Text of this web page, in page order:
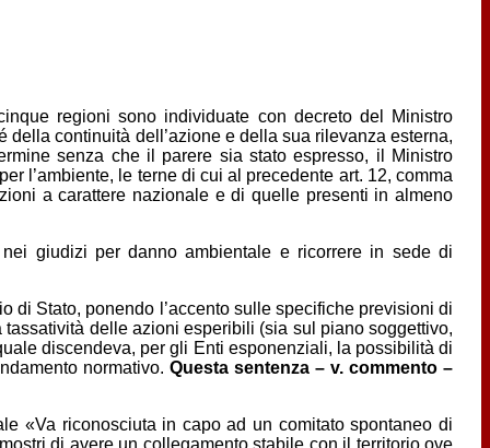
regioni sono individuate con decreto del Ministro
continuità dell’azione e della sua rilevanza esterna,
senza che il parere sia stato espresso, il Ministro
l’ambiente, le terne di cui al precedente art. 12, comma
a carattere nazionale e di quelle presenti in almeno
giudizi per danno ambientale e ricorrere in sede di
di Stato, ponendo l’accento sulle specifiche previsioni di
delle azioni esperibili (sia sul piano soggettivo,
discendeva, per gli Enti esponenziali, la possibilità di
normativo.Questa sentenza – v. commento –
«Va riconosciuta in capo ad un comitato spontaneo di
di avere un collegamento stabile con il territorio ove